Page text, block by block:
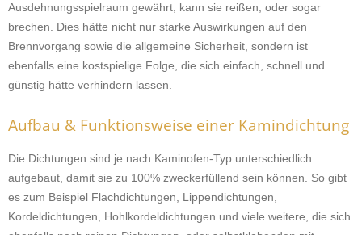
Ausdehnungsspielraum gewährt, kann sie reißen, oder sogar
brechen. Dies hätte nicht nur starke Auswirkungen auf den
Brennvorgang sowie die allgemeine Sicherheit, sondern ist
ebenfalls eine kostspielige Folge, die sich einfach, schnell und
günstig hätte verhindern lassen.
Aufbau & Funktionsweise einer Kamindichtung
Die Dichtungen sind je nach Kaminofen-Typ unterschiedlich
aufgebaut, damit sie zu 100% zweckerfüllend sein können. So gibt
es zum Beispiel Flachdichtungen, Lippendichtungen,
Kordeldichtungen, Hohlkordeldichtungen und viele weitere, die sich